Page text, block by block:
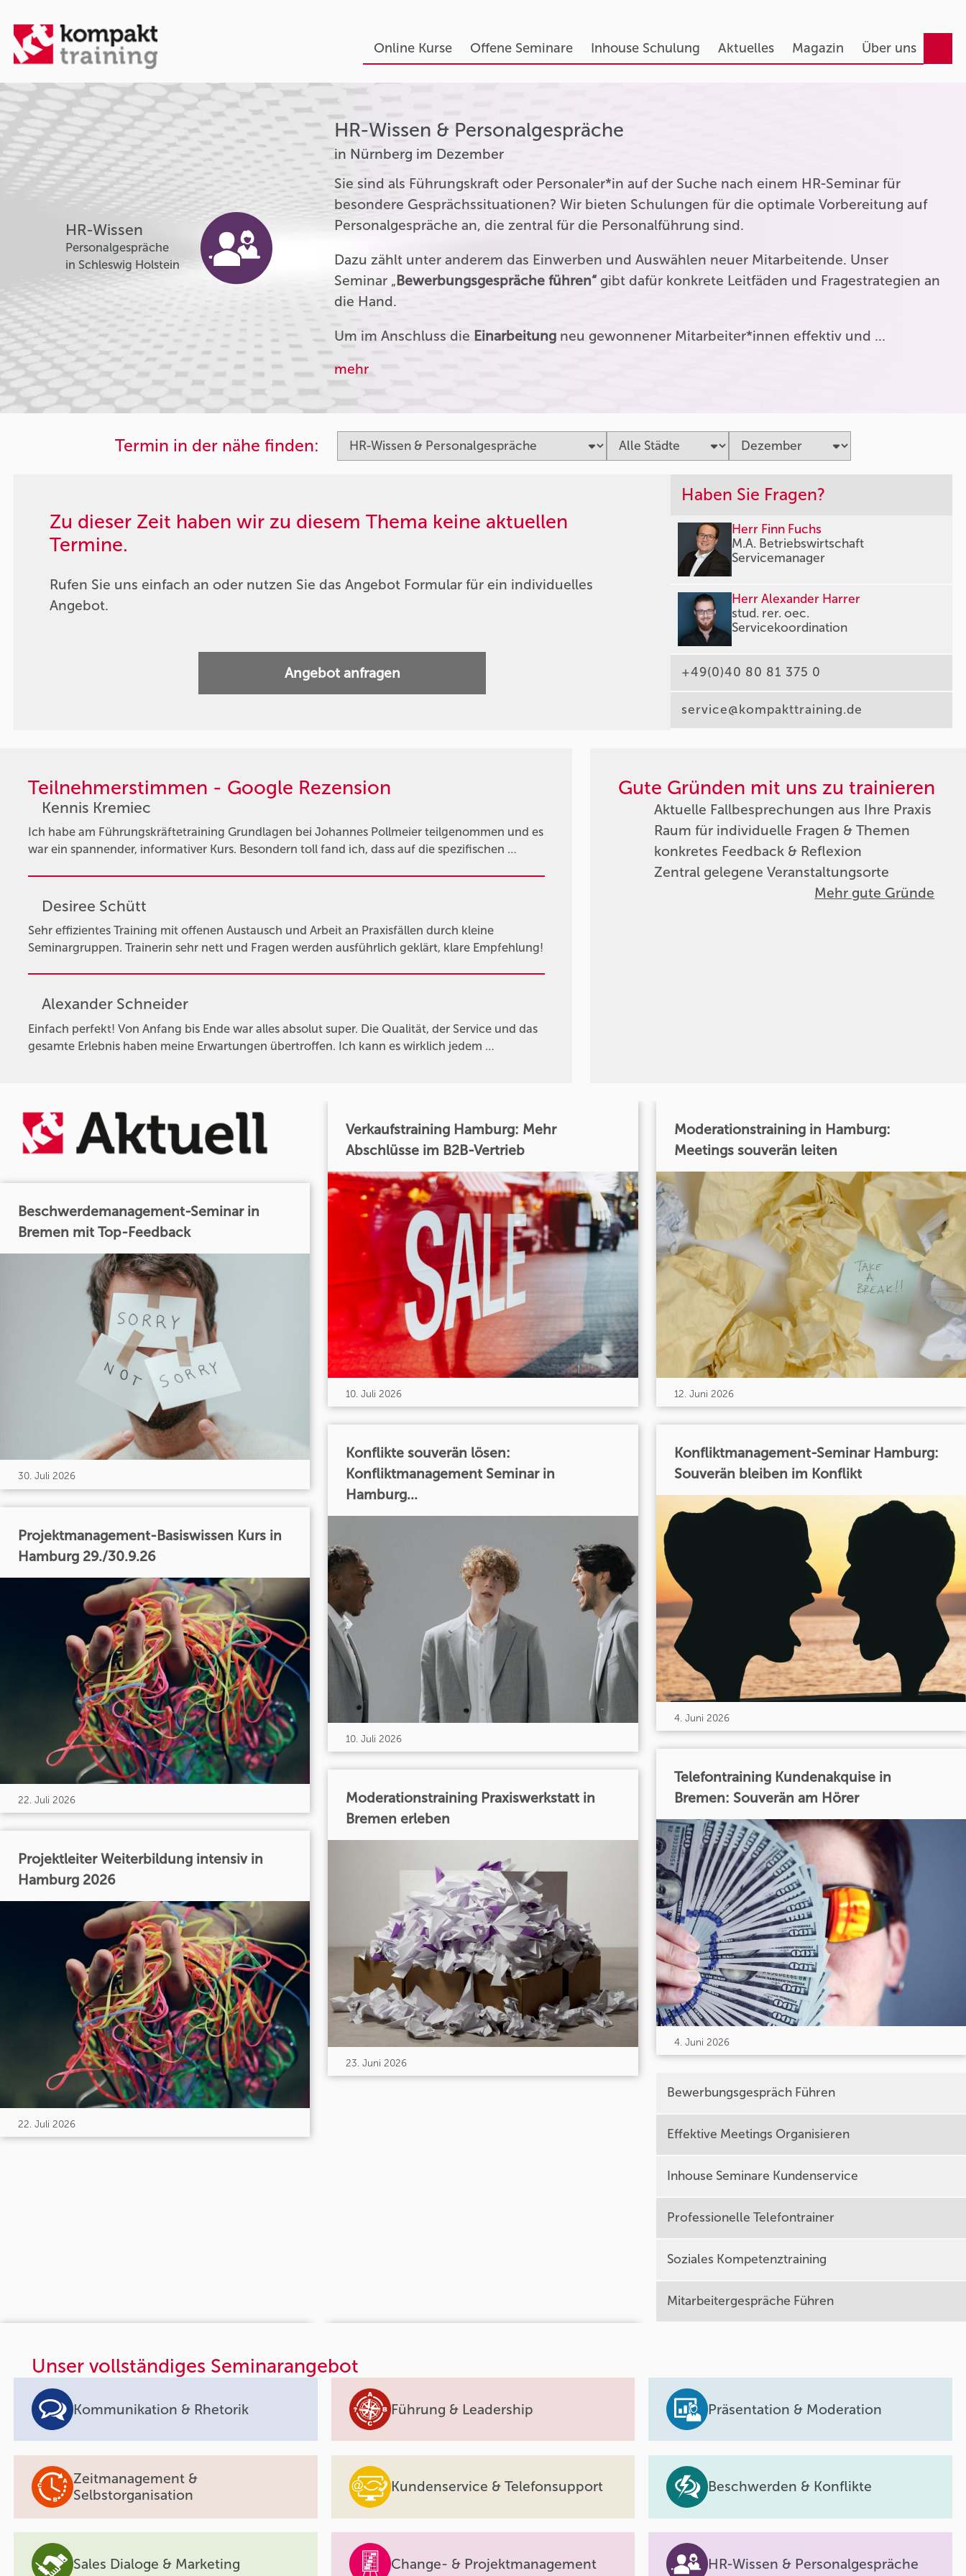
Online Kurse Offene Seminare Inhouse Schulung Aktuelles Magazin Über uns
HR-Wissen
Personalgespräche
in Schleswig Holstein
HR-Wissen & Personalgespräche
in Nürnberg im Dezember
Sie sind als Führungskraft oder Personaler*in auf der Suche nach einem HR-Seminar für
besondere Gesprächssituationen? Wir bieten Schulungen für die optimale Vorbereitung auf
Personalgespräche an, die zentral für die Personalführung sind.
Dazu zählt unter anderem das Einwerben und Auswählen neuer Mitarbeitende. Unser
Seminar „Bewerbungsgespräche führen“ gibt dafür konkrete Leitfäden und Fragestrategien an
die Hand.
Um im Anschluss die Einarbeitung neu gewonnener Mitarbeiter*innen effektiv und …
mehr
Termin in der nähe finden:
Zu dieser Zeit haben wir zu diesem Thema keine aktuellen
Termine.
Rufen Sie uns einfach an oder nutzen Sie das Angebot Formular für ein individuelles
Angebot.
Angebot anfragen
Haben Sie Fragen?
Herr Finn Fuchs
M.A. Betriebswirtschaft
Servicemanager
Herr Alexander Harrer
stud. rer. oec.
Servicekoordination
+49(0)40 80 81 375 0
service@kompakttraining.de
Teilnehmerstimmen - Google Rezension
Kennis Kremiec
Ich habe am Führungskräftetraining Grundlagen bei Johannes Pollmeier teilgenommen und es
war ein spannender, informativer Kurs. Besondern toll fand ich, dass auf die spezifischen …
Desiree Schütt
Sehr effizientes Training mit offenen Austausch und Arbeit an Praxisfällen durch kleine
Seminargruppen. Trainerin sehr nett und Fragen werden ausführlich geklärt, klare Empfehlung!
Alexander Schneider
Einfach perfekt! Von Anfang bis Ende war alles absolut super. Die Qualität, der Service und das
gesamte Erlebnis haben meine Erwartungen übertroffen. Ich kann es wirklich jedem …
Gute Gründen mit uns zu trainieren
Aktuelle Fallbesprechungen aus Ihre Praxis
Raum für individuelle Fragen & Themen
konkretes Feedback & Reflexion
Zentral gelegene Veranstaltungsorte
Mehr gute Gründe
Beschwerdemanagement-Seminar in
Bremen mit Top-Feedback
30. Juli 2026
Projektmanagement-Basiswissen Kurs in
Hamburg 29./30.9.26
22. Juli 2026
Projektleiter Weiterbildung intensiv in
Hamburg 2026
22. Juli 2026
Verkaufstraining Hamburg: Mehr
Abschlüsse im B2B-Vertrieb
10. Juli 2026
Konflikte souverän lösen:
Konfliktmanagement Seminar in
Hamburg...
10. Juli 2026
Moderationstraining Praxiswerkstatt in
Bremen erleben
23. Juni 2026
Moderationstraining in Hamburg:
Meetings souverän leiten
12. Juni 2026
Konfliktmanagement-Seminar Hamburg:
Souverän bleiben im Konflikt
4. Juni 2026
Telefontraining Kundenakquise in
Bremen: Souverän am Hörer
4. Juni 2026
Bewerbungsgespräch Führen
Effektive Meetings Organisieren
Inhouse Seminare Kundenservice
Professionelle Telefontrainer
Soziales Kompetenztraining
Mitarbeitergespräche Führen
Unser vollständiges Seminarangebot
Kommunikation & Rhetorik Führung & Leadership Präsentation & Moderation
Zeitmanagement &
Selbstorganisation
Kundenservice & Telefonsupport Beschwerden & Konflikte
Sales Dialoge & Marketing Change- & Projektmanagement HR-Wissen & Personalgespräche